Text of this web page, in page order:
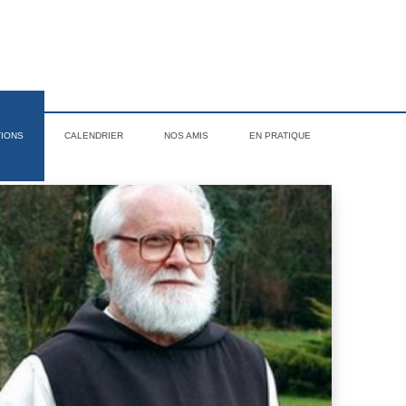
CALENDRIER NOS AMIS EN PRATIQUE